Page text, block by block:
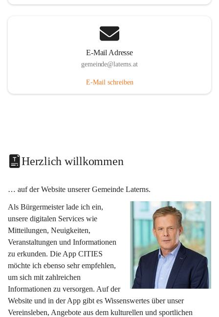
E-Mail Adresse
gemeinde@laterns.at
E-Mail schreiben
Herzlich willkommen
… auf der Website unserer Gemeinde Laterns.
Als Bürgermeister lade ich ein,
unsere digitalen Services wie
Mitteilungen, Neuigkeiten,
Veranstaltungen und Informationen
zu erkunden. Die App CITIES
möchte ich ebenso sehr empfehlen,
um sich mit zahlreichen
Informationen zu versorgen. Auf der
Website und in der App gibt es Wissenswertes über unser
Vereinsleben, Angebote aus dem kulturellen und sportlichen